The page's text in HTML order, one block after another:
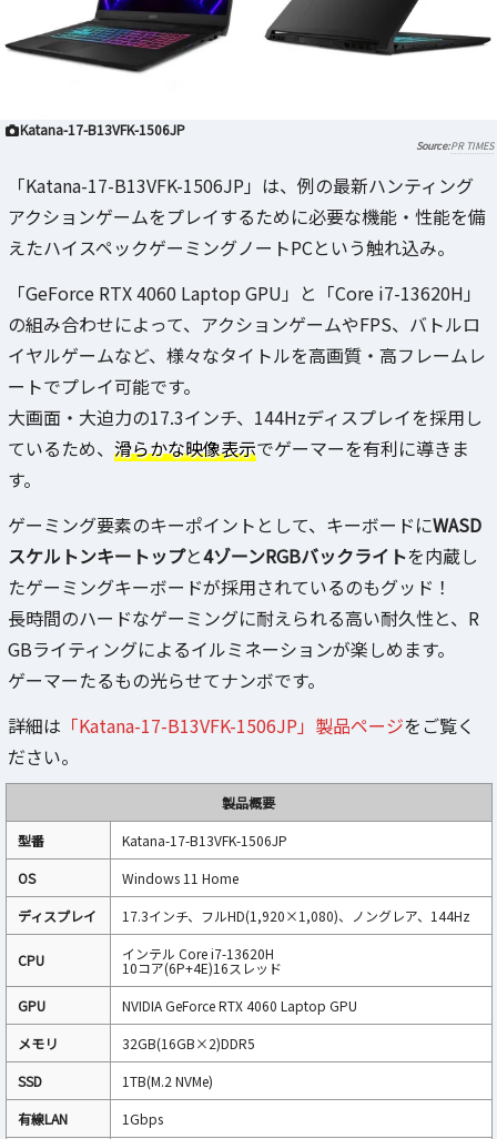
Katana-17-B13VFK-1506JP
PR TIMES
「Katana-17-B13VFK-1506JP」は、例の最新ハンティング
アクションゲームをプレイするために必要な機能・性能を備
えたハイスペックゲーミングノートPCという触れ込み。
「GeForce RTX 4060 Laptop GPU」と「Core i7-13620H」
の組み合わせによって、アクションゲームやFPS、バトルロ
イヤルゲームなど、様々なタイトルを高画質・高フレームレ
ートでプレイ可能です。
大画面・大迫力の17.3インチ、144Hzディスプレイを採用し
ているため、 滑らかな映像表示でゲーマーを有利に導きま
す。
ゲーミング要素のキーポイントとして、キーボードにWASD
スケルトンキートップと4ゾーンRGBバックライトを内蔵し
たゲーミングキーボードが採用されているのもグッド！
長時間のハードなゲーミングに耐えられる高い耐久性と、R
GBライティングによるイルミネーションが楽しめます。
ゲーマーたるもの光らせてナンボです。
詳細は 「Katana-17-B13VFK-1506JP」製品ページをご覧く
ださい。
製品概要
型番
Katana-17-B13VFK-1506JP
OS
Windows 11 Home
ディスプレイ
17.3インチ、フルHD(1,920×1,080)、ノングレア、144Hz
CPU インテル Core i7-13620H
10コア(6P+4E)16スレッド
GPU
NVIDIA GeForce RTX 4060 Laptop GPU
メモリ
32GB(16GB×2)DDR5
SSD
1TB(M.2 NVMe)
有線LAN
1Gbps